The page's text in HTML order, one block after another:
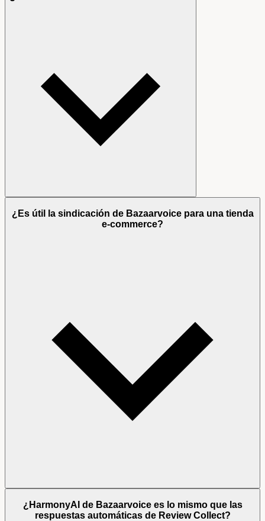
¿Es útil la sindicación de Bazaarvoice para una tienda
e-commerce?
¿HarmonyAI de Bazaarvoice es lo mismo que las
respuestas automáticas de Review Collect?